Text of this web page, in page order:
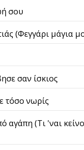
σου
(Φεγγάρι μάγια
σαν ίσκιος
τόσο νωρίς
αγάπη (Τι 'ναι